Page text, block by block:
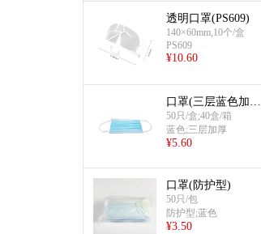
预览
透明口罩(PS609)
140×60mm,10个/盒
PS609
¥10.60
口罩(三层蓝色加厚
款)
50只/盒;40盒/箱
蓝色;三层加厚
¥5.60
口罩(防护型)
50只/包
防护型;蓝色
¥3.50